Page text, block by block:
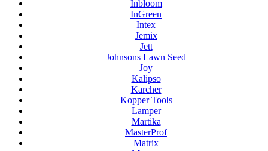
Inbloom
InGreen
Intex
Jemix
Jett
Johnsons Lawn Seed
Joy
Kalipso
Karcher
Kopper Tools
Lamper
Martika
MasterProf
Matrix